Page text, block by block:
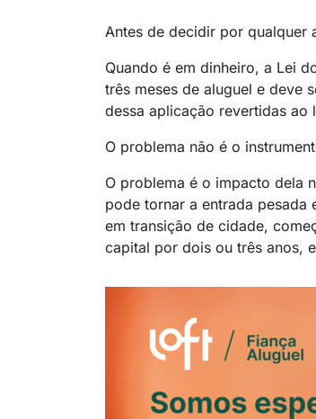
Antes de decidir por qualquer
Quando é em dinheiro, a Lei
três meses de aluguel e deve
dessa aplicação revertidas ao
O problema não é o
O problema é o impacto dela
pode tornar a entrada pesada
em transição de cidade,
capital por dois ou três anos,